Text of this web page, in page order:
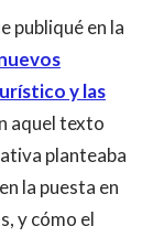
publiqué en la
y las
aquel texto
planteaba
la puesta en
y cómo el